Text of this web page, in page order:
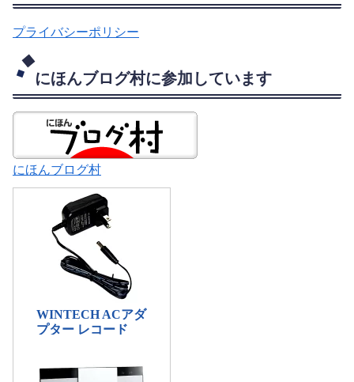
プライバシーポリシー
にほんブログ村に参加しています
にほんブログ村